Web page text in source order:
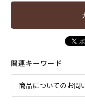
関連キーワード
商品についてのお問